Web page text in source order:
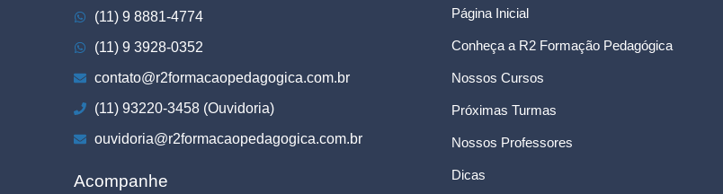
(11) 9 8881-4774
(11) 9 3928-0352
contato@r2formacaopedagogica.com.br
(11) 93220-3458 (Ouvidoria)
ouvidoria@r2formacaopedagogica.com.br
Acompanhe
Página Inicial
Conheça a R2 Formação Pedagógica
Nossos Cursos
Próximas Turmas
Nossos Professores
Dicas